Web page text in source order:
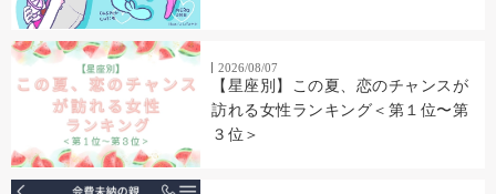
2026/08/07
【星座別】この夏、恋のチャンスが
訪れる女性ランキング＜第１位〜第
３位＞